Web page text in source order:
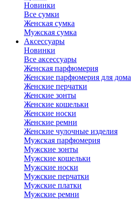
Новинки
Все сумки
Женская сумка
Мужская сумка
Аксессуары
Новинки
Все аксессуары
Женская парфюмерия
Женские парфюмерия для дома
Женские перчатки
Женские зонты
Женские кошельки
Женские носки
Женские ремни
Женские чулочные изделия
Мужская парфюмерия
Мужские зонты
Мужские кошельки
Мужские носки
Мужские перчатки
Мужские платки
Мужские ремни